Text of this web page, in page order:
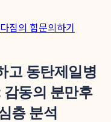
다짐의 힘문의하기
고 동탄제일병
동의 분만후
층 분석